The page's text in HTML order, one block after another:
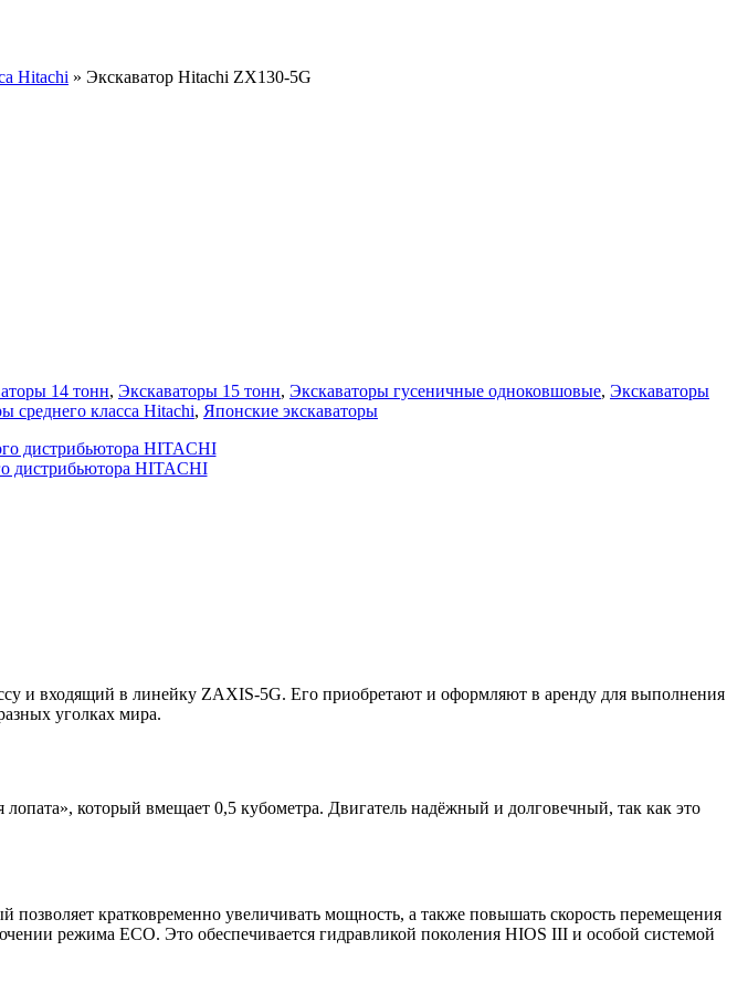
Hitachi » Экскаватор Hitachi ZX130-5G
14 тонн, Экскаваторы 15 тонн, Экскаваторы гусеничные одноковшовые, Экскаваторы
среднего класса Hitachi, Японские экскаваторы
дистрибьютора HITACHI
и входящий в линейку ZAXIS-5G. Его приобретают и оформляют в аренду для выполнения
уголках мира.
который вмещает 0,5 кубометра. Двигатель надёжный и долговечный, так как это
кратковременно увеличивать мощность, а также повышать скорость перемещения
режима ECO. Это обеспечивается гидравликой поколения HIOS III и особой системой